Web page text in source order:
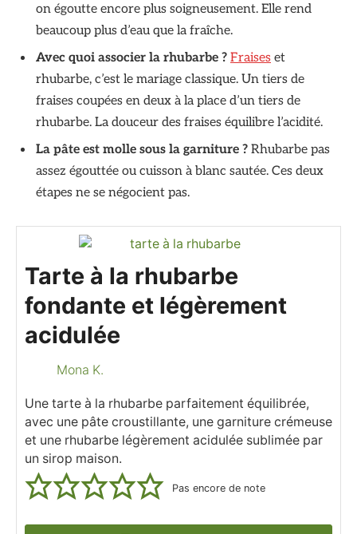
on égoutte encore plus soigneusement. Elle rend
beaucoup plus d’eau que la fraîche.
Avec quoi associer la rhubarbe ? Fraises et
rhubarbe, c’est le mariage classique. Un tiers de
fraises coupées en deux à la place d’un tiers de
rhubarbe. La douceur des fraises équilibre l’acidité.
La pâte est molle sous la garniture ? Rhubarbe pas
assez égouttée ou cuisson à blanc sautée. Ces deux
étapes ne se négocient pas.
Tarte à la rhubarbe
fondante et légèrement
acidulée
Mona K.
Une tarte à la rhubarbe parfaitement équilibrée,
avec une pâte croustillante, une garniture crémeuse
et une rhubarbe légèrement acidulée sublimée par
un sirop maison.
Pas encore de note